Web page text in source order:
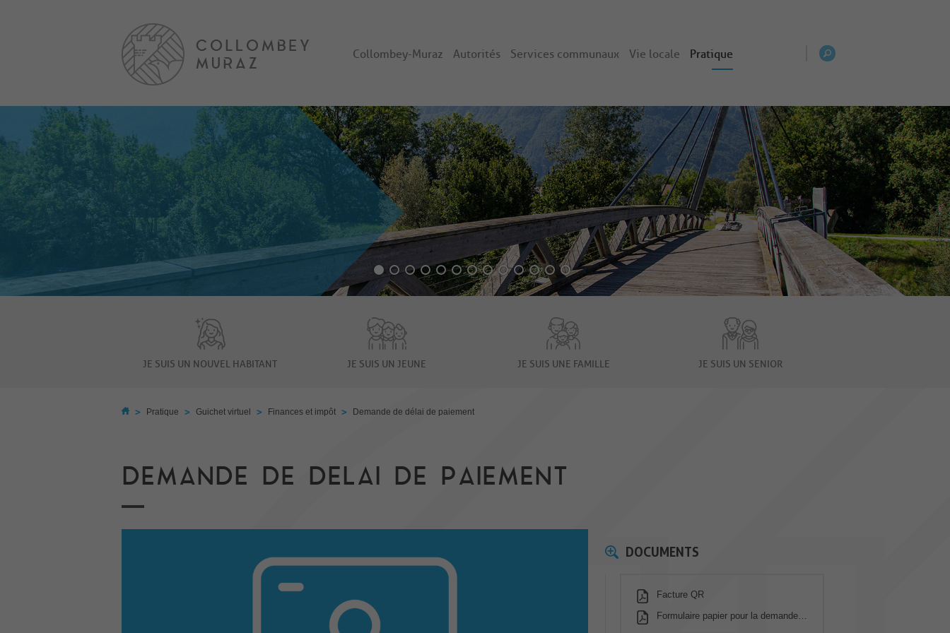
Collombey-Muraz Autorités Services communaux Vie locale Pratique
JE SUIS UN NOUVEL HABITANT JE SUIS UN JEUNE JE SUIS UNE FAMILLE JE SUIS UN SENIOR
> Pratique > Guichet virtuel > Finances et impôt > Demande de délai de paiement
DEMANDE DE DELAI DE PAIEMENT
DOCUMENTS
Facture QR